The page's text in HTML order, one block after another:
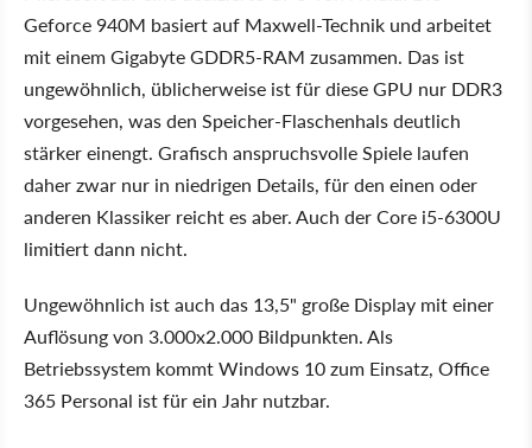
Geforce 940M basiert auf Maxwell-Technik und arbeitet
mit einem Gigabyte GDDR5-RAM zusammen. Das ist
ungewöhnlich, üblicherweise ist für diese GPU nur DDR3
vorgesehen, was den Speicher-Flaschenhals deutlich
stärker einengt. Grafisch anspruchsvolle Spiele laufen
daher zwar nur in niedrigen Details, für den einen oder
anderen Klassiker reicht es aber. Auch der Core i5-6300U
limitiert dann nicht.
Ungewöhnlich ist auch das 13,5" große Display mit einer
Auflösung von 3.000x2.000 Bildpunkten. Als
Betriebssystem kommt Windows 10 zum Einsatz, Office
365 Personal ist für ein Jahr nutzbar.